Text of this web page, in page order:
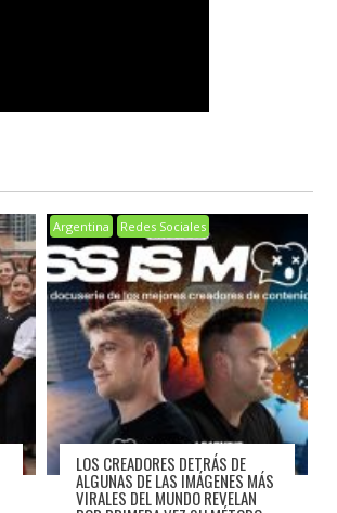
Argentina Redes Sociales
LOS CREADORES DETRÁS DE
ALGUNAS DE LAS IMÁGENES MÁS
VIRALES DEL MUNDO REVELAN